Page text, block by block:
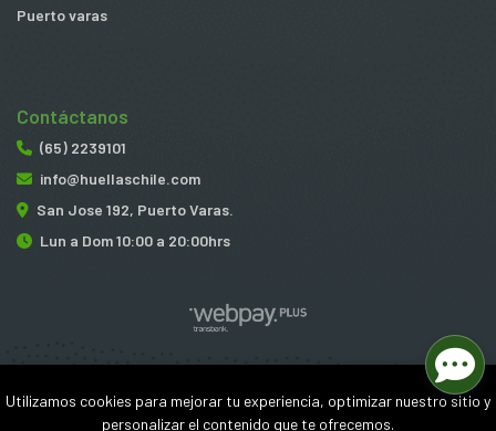
Puerto varas
Contáctanos
(65) 2239101
info@huellaschile.com
San Jose 192, Puerto Varas.
Lun a Dom 10:00 a 20:00hrs
¿Te gusta mi tienda? Yo vendo conBsale
Utilizamos cookies para mejorar tu experiencia, optimizar nuestro sitio y
personalizar el contenido que te ofrecemos.